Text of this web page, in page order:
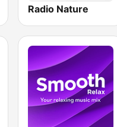
Radio Nature